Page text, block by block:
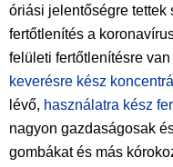
óriási jelentőségre tettek
fertőtlenítés a
felületi fertőtlenítésre
keverésre kész
lévő, használatra kész
nagyon gazdaságosak
gombákat és más